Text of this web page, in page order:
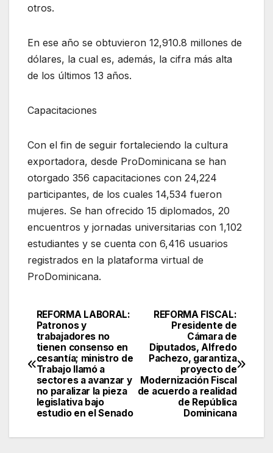
otros.
En ese año se obtuvieron 12,910.8 millones de
dólares, la cual es, además, la cifra más alta
de los últimos 13 años.
Capacitaciones
Con el fin de seguir fortaleciendo la cultura
exportadora, desde ProDominicana se han
otorgado 356 capacitaciones con 24,224
participantes, de los cuales 14,534 fueron
mujeres. Se han ofrecido 15 diplomados, 20
encuentros y jornadas universitarias con 1,102
estudiantes y se cuenta con 6,416 usuarios
registrados en la plataforma virtual de
ProDominicana.
Navegación
de
entradas
REFORMA FISCAL:
Presidente de
Cámara de
Diputados, Alfredo
Pachezo, garantiza
proyecto de
Modernización Fiscal
de acuerdo a realidad
de República
Dominicana
REFORMA LABORAL:
Patronos y
trabajadores no
tienen consenso en
cesantía; ministro de
Trabajo llamó a
sectores a avanzar y
no paralizar la pieza
legislativa bajo
estudio en el Senado